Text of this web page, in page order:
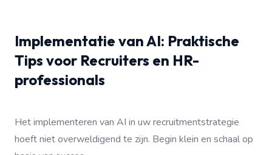
Implementatie van AI: Praktische
Tips voor Recruiters en HR-
professionals
Het implementeren van AI in uw recruitmentstrategie
hoeft niet overweldigend te zijn. Begin klein en schaal op